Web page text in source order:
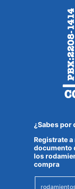
¿Sabes por
Registrate
documento
los
compra